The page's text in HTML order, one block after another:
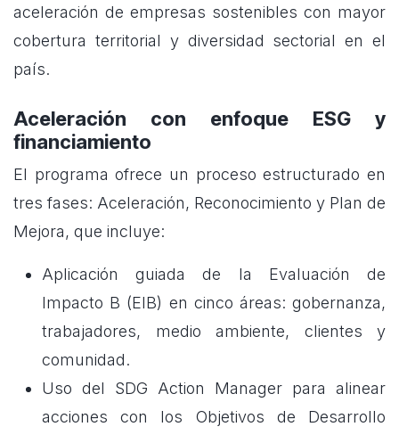
aceleración de empresas sostenibles con mayor
cobertura territorial y diversidad sectorial en el
país.
Aceleración con enfoque ESG y
financiamiento
El programa ofrece un proceso estructurado en
tres fases: Aceleración, Reconocimiento y Plan de
Mejora, que incluye:
Aplicación guiada de la Evaluación de
Impacto B (EIB) en cinco áreas: gobernanza,
trabajadores, medio ambiente, clientes y
comunidad.
Uso del SDG Action Manager para alinear
acciones con los Objetivos de Desarrollo